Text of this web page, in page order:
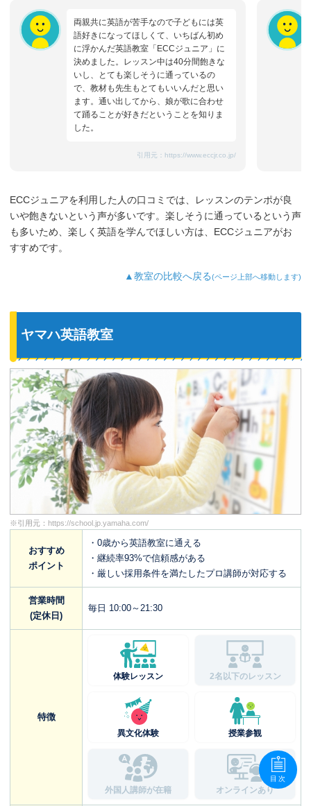
両親共に英語が苦手なので子どもには英
語好きになってほしくて、いちばん初め
に浮かんだ英語教室「ECCジュニア」に
決めました。レッスン中は40分間飽きな
いし、とても楽しそうに通っているの
で、教材も先生もとてもいいんだと思い
ます。通い出してから、娘が歌に合わせ
て踊ることが好きだということを知りま
した。
引用元： https://www.eccjr.co.jp/
ECCジュニアを利用した人の口コミでは、レッスンのテンポが良
いや飽きないという声が多いです。楽しそうに通っているという声
も多いため、楽しく英語を学んでほしい方は、ECCジュニアがお
すすめです。
▲教室の比較へ戻る(ページ上部へ移動します)
ヤマハ英語教室
※引用元： https://school.jp.yamaha.com/
おすすめ
ポイント
・0歳から英語教室に通える
・継続率93%で信頼感がある
・厳しい採用条件を満たしたプロ講師が対応する
営業時間
(定休日)
毎日 10:00～21:30
特徴
体験レッスン 2名以下のレッスン
異文化体験 授業参観
外国人講師が在籍 オンラインあり
目次